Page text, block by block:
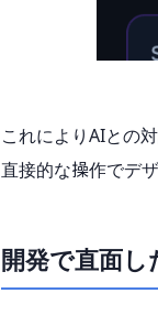
これによりAIとの
直接的な操作でデ
開発で直面し